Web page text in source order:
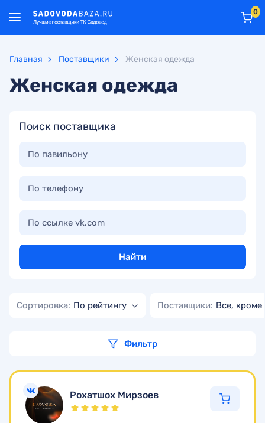
0
Главная Поставщики Женская одежда
Женская одежда
Поиск поставщика
По павильону
По телефону
По ссылке vk.com
Найти
Сортировка: По рейтингу Поставщики: Все, кроме
Фильтр
Рохатшох Мирзоев